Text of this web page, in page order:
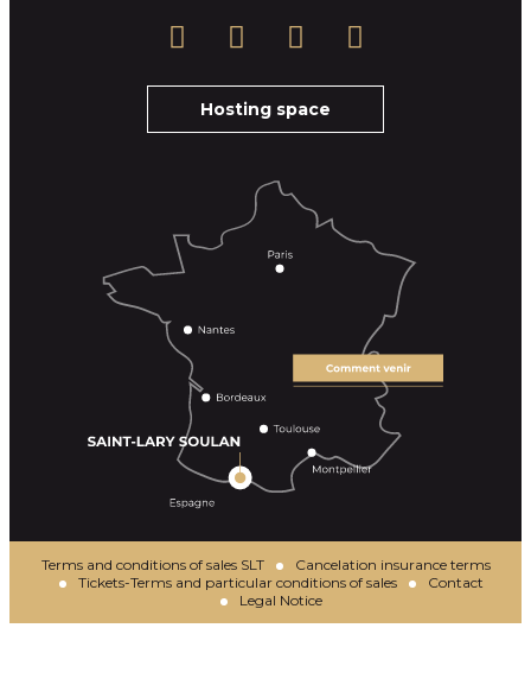
Hosting space
Terms and conditions of sales SLT
Cancelation insurance terms
Tickets-Terms and particular conditions of sales
Contact
Legal Notice